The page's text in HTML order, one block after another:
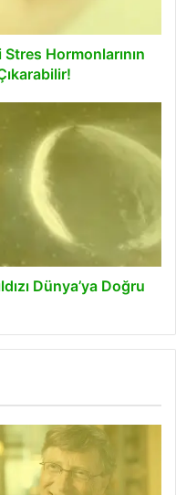
Hormonlarının
Dünya’ya Doğru